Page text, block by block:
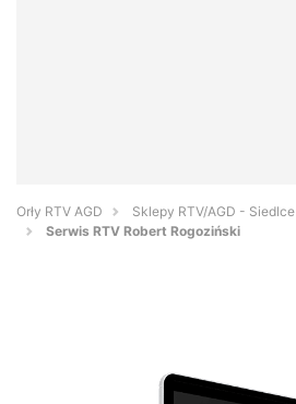
Orły RTV AGD
Sklepy RTV/AGD - Siedlce
Serwis RTV Robert Rogoziński